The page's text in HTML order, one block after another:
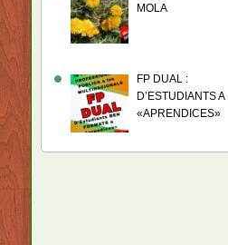
MOLA
FP DUAL :
D’ESTUDIANTS A
«APRENDICES»